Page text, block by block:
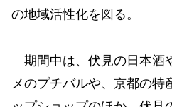
の地域活性化を図る。
期間中は、伏見の日本酒
メのプチバルや、京都の特